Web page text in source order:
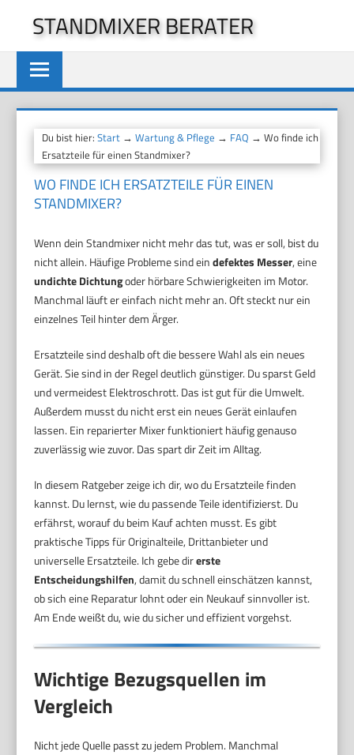
springen
STANDMIXER BERATER
Du bist hier:Start →Wartung & Pflege → FAQ → Wo finde ich
Ersatzteile für einen Standmixer?
WO FINDE ICH ERSATZTEILE FÜR EINEN
STANDMIXER?
Wenn dein Standmixer nicht mehr das tut, was er soll, bist du
nicht allein. Häufige Probleme sind eindefektes Messer, eine
undichte Dichtungoder hörbare Schwierigkeiten im Motor.
Manchmal läuft er einfach nicht mehr an. Oft steckt nur ein
einzelnes Teil hinter dem Ärger.
Ersatzteile sind deshalb oft die bessere Wahl als ein neues
Gerät. Sie sind in der Regel deutlich günstiger. Du sparst Geld
und vermeidest Elektroschrott. Das ist gut für die Umwelt.
Außerdem musst du nicht erst ein neues Gerät einlaufen
lassen. Ein reparierter Mixer funktioniert häufig genauso
zuverlässig wie zuvor. Das spart dir Zeit im Alltag.
In diesem Ratgeber zeige ich dir, wo du Ersatzteile finden
kannst. Du lernst, wie du passende Teile identifizierst. Du
erfährst, worauf du beim Kauf achten musst. Es gibt
praktische Tipps für Originalteile, Drittanbieter und
universelle Ersatzteile. Ich gebe direrste
Entscheidungshilfen, damit du schnell einschätzen kannst,
ob sich eine Reparatur lohnt oder ein Neukauf sinnvoller ist.
Am Ende weißt du, wie du sicher und effizient vorgehst.
Wichtige Bezugsquellen im
Vergleich
Nicht jede Quelle passt zu jedem Problem. Manchmal